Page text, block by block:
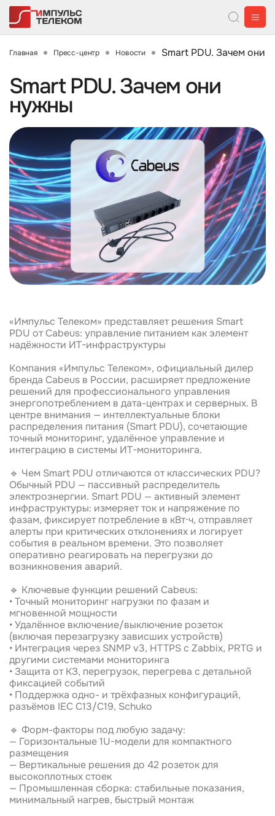
Главная Пресс-центр Новости Smart PDU. Зачем они
Smart PDU. Зачем они
нужны
«Импульс Телеком» представляет решения Smart
PDU от Cabeus: управление питанием как элемент
надёжности ИТ-инфраструктуры
Компания «Импульс Телеком», официальный дилер
бренда Cabeus в России, расширяет предложение
решений для профессионального управления
энергопотреблением в дата-центрах и серверных. В
центре внимания — интеллектуальные блоки
распределения питания (Smart PDU), сочетающие
точный мониторинг, удалённое управление и
интеграцию в системы ИТ-мониторинга.
🔹 Чем Smart PDU отличаются от классических PDU?
Обычный PDU — пассивный распределитель
электроэнергии. Smart PDU — активный элемент
инфраструктуры: измеряет ток и напряжение по
фазам, фиксирует потребление в кВт⋅ч, отправляет
алерты при критических отклонениях и логирует
события в реальном времени. Это позволяет
оперативно реагировать на перегрузки до
возникновения аварий.
🔹 Ключевые функции решений Cabeus:
• Точный мониторинг нагрузки по фазам и
мгновенной мощности
• Удалённое включение/выключение розеток
(включая перезагрузку зависших устройств)
• Интеграция через SNMP v3, HTTPS с Zabbix, PRTG и
другими системами мониторинга
• Защита от КЗ, перегрузок, перегрева с детальной
фиксацией событий
• Поддержка одно- и трёхфазных конфигураций,
разъёмов IEC C13/C19, Schuko
🔹 Форм-факторы под любую задачу:
— Горизонтальные 1U-модели для компактного
размещения
— Вертикальные решения до 42 розеток для
высокоплотных стоек
— Промышленная сборка: стабильные показания,
минимальный нагрев, быстрый монтаж